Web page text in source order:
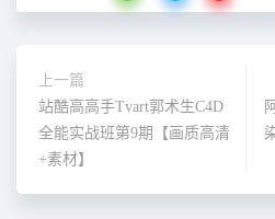
上一篇
站酷高高手Tvart郭术生C4D
全能实战班第9期【画质高清
+素材】